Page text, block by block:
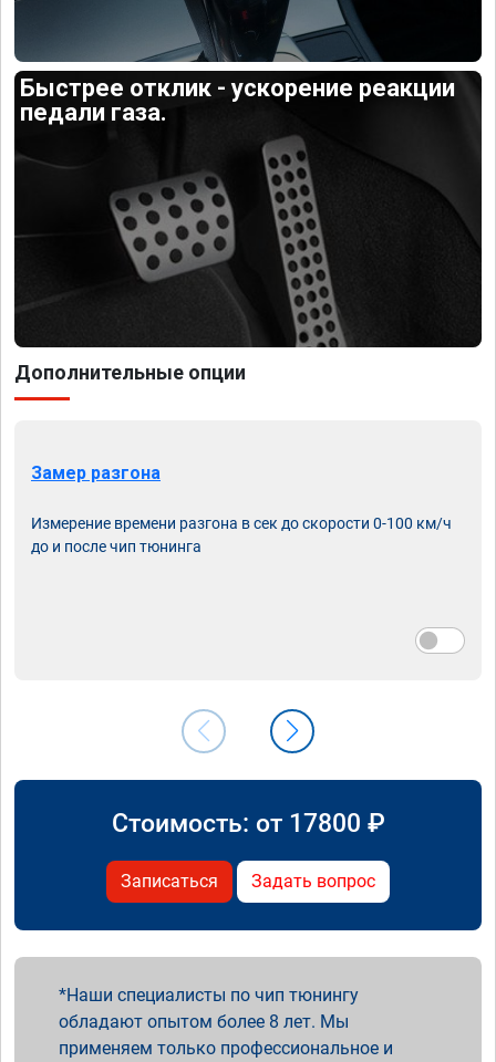
Быстрее отклик - ускорение реакции
педали газа.
Дополнительные опции
Замер разгона
Измерение времени разгона в сек до скорости 0-100 км/ч
до и после чип тюнинга
Стоимость: от 17800 ₽
Записаться Задать вопрос
Наши специалисты по чип тюнингу
обладают опытом более 8 лет. Мы
применяем только профессиональное и